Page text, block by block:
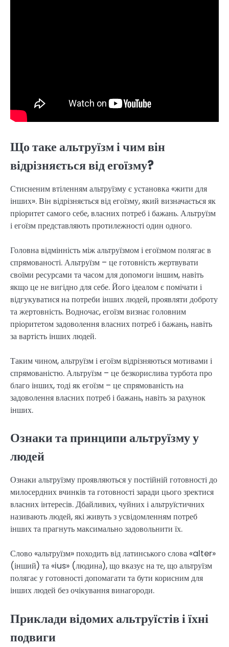
Що таке альтруїзм і чим він
відрізняється від егоїзму?
Стисненим втіленням альтруїзму є установка «жити для
інших». Він відрізняється від егоїзму, який визначається як
пріоритет самого себе, власних потреб і бажань. Альтруїзм
і егоїзм представляють протилежності один одного.
Головна відмінність між альтруїзмом і егоїзмом полягає в
спрямованості. Альтруїзм – це готовність жертвувати
своїми ресурсами та часом для допомоги іншим, навіть
якщо це не вигідно для себе. Його ідеалом є помічати і
відгукуватися на потреби інших людей, проявляти доброту
та жертовність. Водночас, егоїзм визнає головним
пріоритетом задоволення власних потреб і бажань, навіть
за вартість інших людей.
Таким чином, альтруїзм і егоїзм відрізняються мотивами і
спрямованістю. Альтруїзм – це безкорислива турбота про
благо інших, тоді як егоїзм – це спрямованість на
задоволення власних потреб і бажань, навіть за рахунок
інших.
Ознаки та принципи альтруїзму у
людей
Ознаки альтруїзму проявляються у постійній готовності до
милосердних вчинків та готовності заради цього зректися
власних інтересів. Дбайливих, чуйних і альтруїстичних
називають людей, які живуть з усвідомленням потреб
інших та прагнуть максимально задовольнити їх.
Слово «альтруїзм» походить від латинського слова «alter»
(інший) та «ius» (людина), що вказує на те, що альтруїзм
полягає у готовності допомагати та бути корисним для
інших людей без очікування винагороди.
Приклади відомих альтруїстів і їхні
подвиги